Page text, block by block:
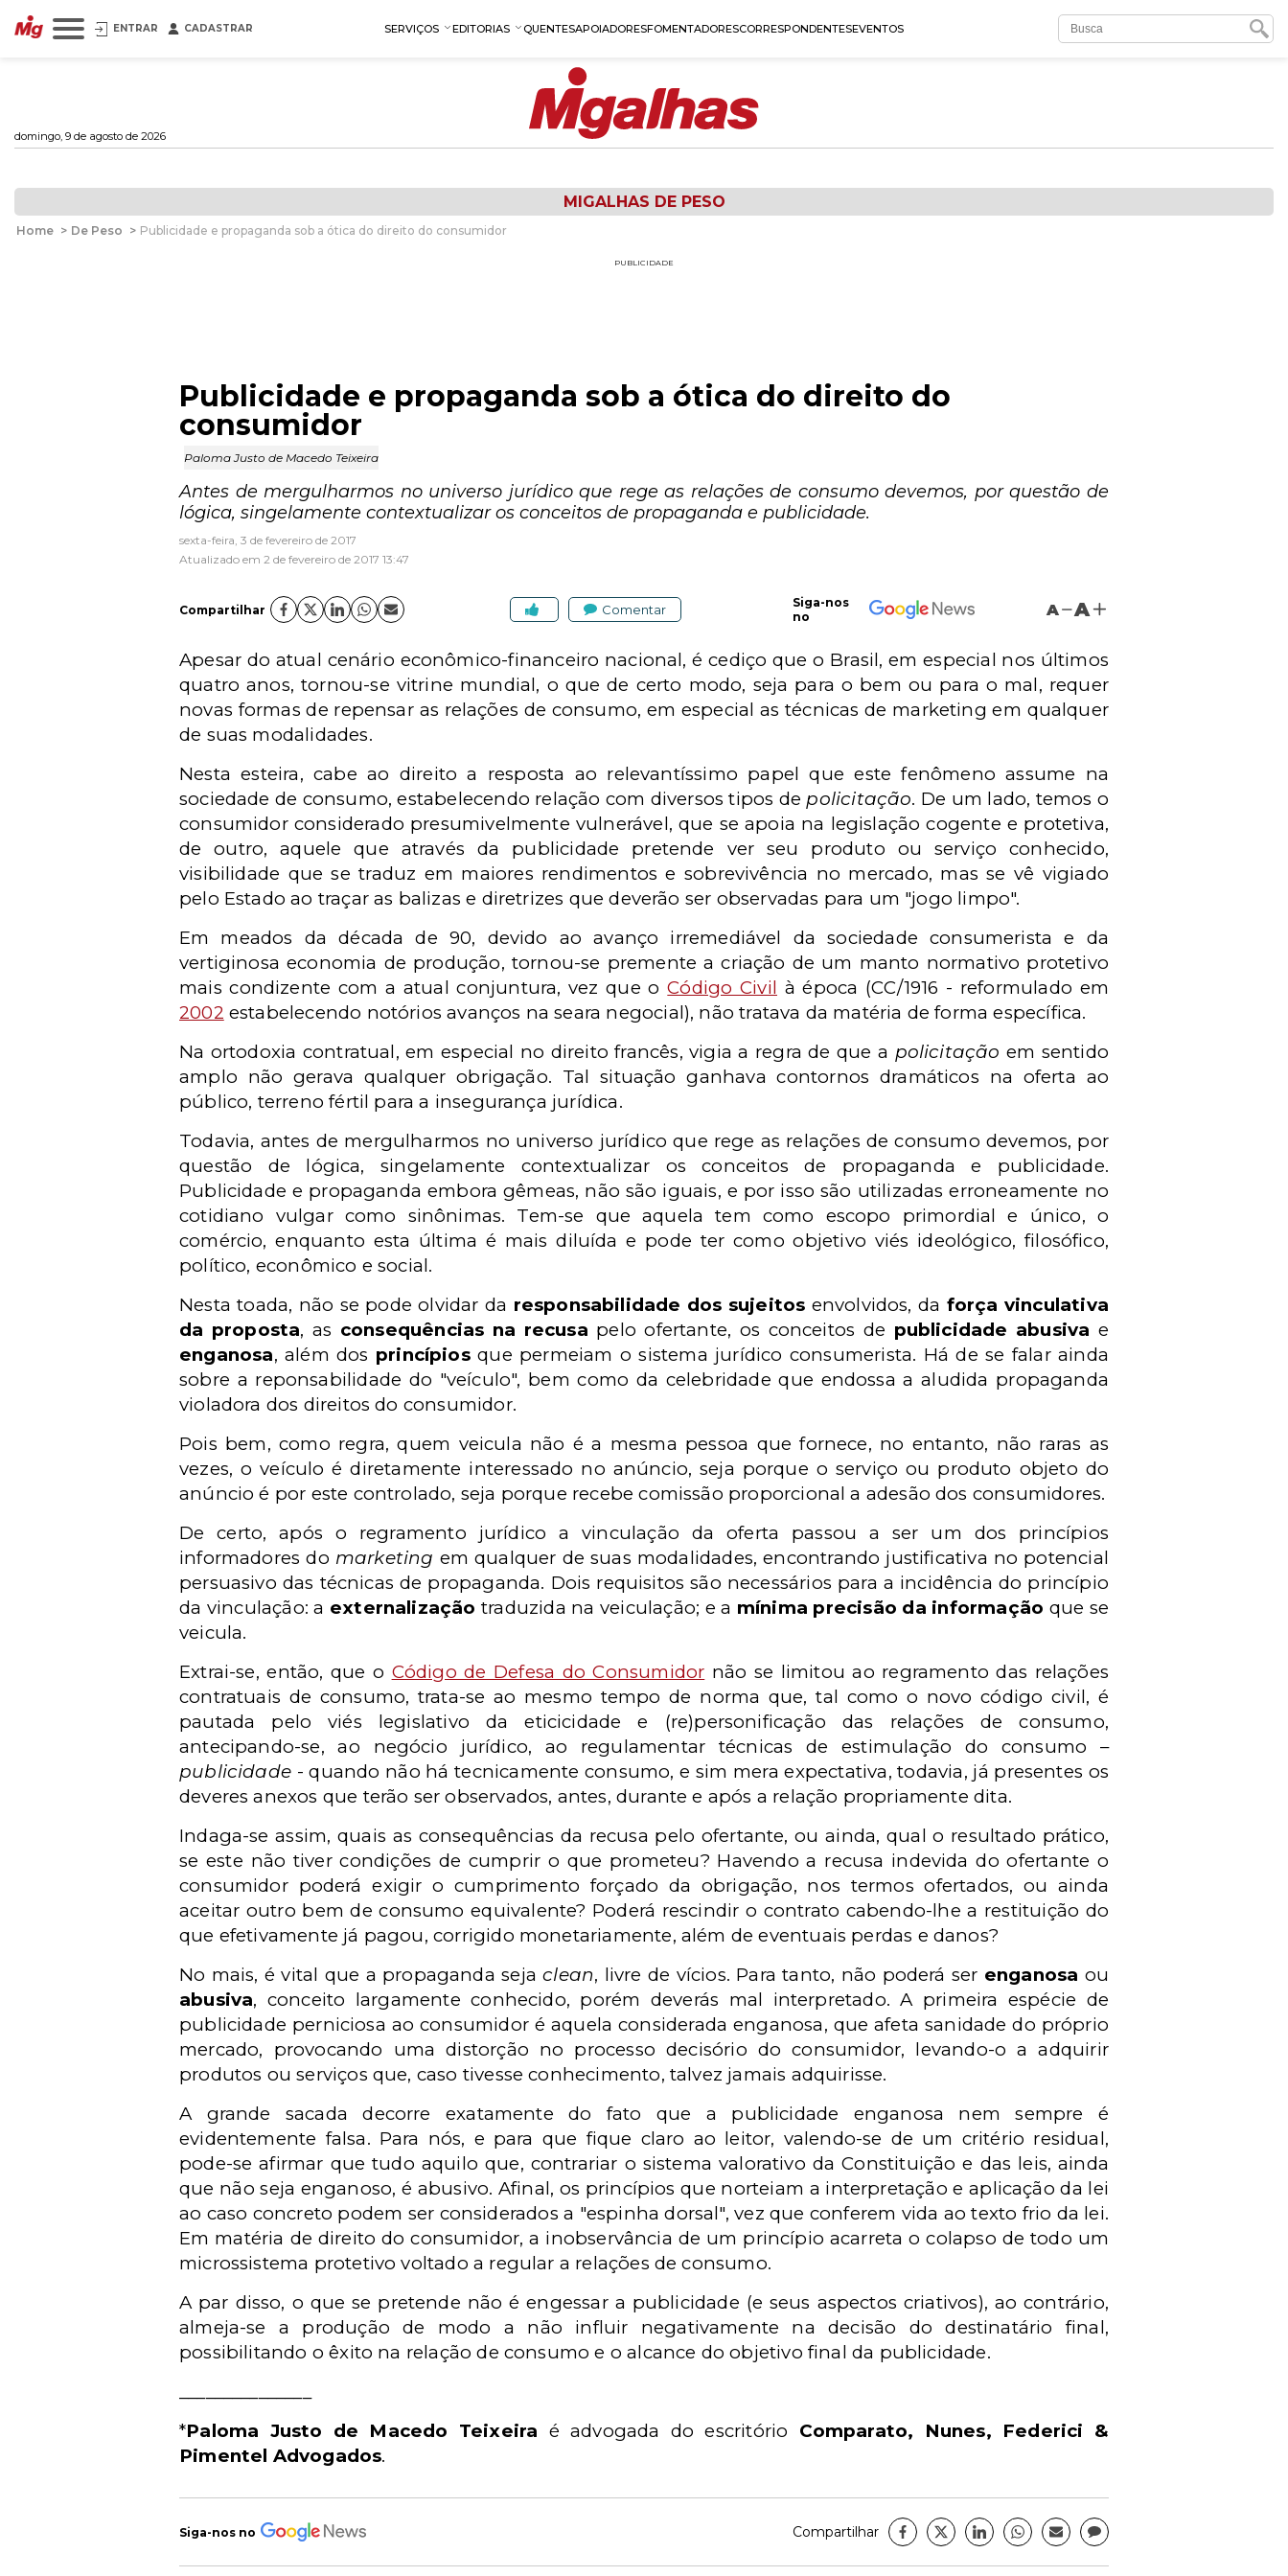
ENTRAR CADASTRAR SERVIÇOS EDITORIAS QUENTESAPOIADORESFOMENTADORESCORRESPONDENTESEVENTOS
domingo, 9 de agosto de 2026
MIGALHAS DE PESO
Home > De Peso > Publicidade e propaganda sob a ótica do direito do consumidor
PUBLICIDADE
Publicidade e propaganda sob a ótica do direito do
consumidor
Paloma Justo de Macedo Teixeira
Antes de mergulharmos no universo jurídico que rege as relações de consumo devemos, por questão de
lógica, singelamente contextualizar os conceitos de propaganda e publicidade.
sexta-feira, 3 de fevereiro de 2017
Atualizado em 2 de fevereiro de 2017 13:47
Compartilhar Comentar
Siga-nos
no
A A
Apesar do atual cenário econômico-financeiro nacional, é cediço que o Brasil, em especial nos últimos
quatro anos, tornou-se vitrine mundial, o que de certo modo, seja para o bem ou para o mal, requer
novas formas de repensar as relações de consumo, em especial as técnicas de marketing em qualquer
de suas modalidades.
Nesta esteira, cabe ao direito a resposta ao relevantíssimo papel que este fenômeno assume na
sociedade de consumo, estabelecendo relação com diversos tipos de policitação. De um lado, temos o
consumidor considerado presumivelmente vulnerável, que se apoia na legislação cogente e protetiva,
de outro, aquele que através da publicidade pretende ver seu produto ou serviço conhecido,
visibilidade que se traduz em maiores rendimentos e sobrevivência no mercado, mas se vê vigiado
pelo Estado ao traçar as balizas e diretrizes que deverão ser observadas para um "jogo limpo".
Em meados da década de 90, devido ao avanço irremediável da sociedade consumerista e da
vertiginosa economia de produção, tornou-se premente a criação de um manto normativo protetivo
mais condizente com a atual conjuntura, vez que oCódigo Civil à época (CC/1916 - reformulado em
2002 estabelecendo notórios avanços na seara negocial), não tratava da matéria de forma específica.
Na ortodoxia contratual, em especial no direito francês, vigia a regra de que a policitação em sentido
amplo não gerava qualquer obrigação. Tal situação ganhava contornos dramáticos na oferta ao
público, terreno fértil para a insegurança jurídica.
Todavia, antes de mergulharmos no universo jurídico que rege as relações de consumo devemos, por
questão de lógica, singelamente contextualizar os conceitos de propaganda e publicidade.
Publicidade e propaganda embora gêmeas, não são iguais, e por isso são utilizadas erroneamente no
cotidiano vulgar como sinônimas. Tem-se que aquela tem como escopo primordial e único, o
comércio, enquanto esta última é mais diluída e pode ter como objetivo viés ideológico, filosófico,
político, econômico e social.
Nesta toada, não se pode olvidar da responsabilidade dos sujeitos envolvidos, da força vinculativa
da proposta, as consequências na recusa pelo ofertante, os conceitos de publicidade abusiva e
enganosa, além dos princípiosque permeiam o sistema jurídico consumerista. Há de se falar ainda
sobre a reponsabilidade do "veículo", bem como da celebridade que endossa a aludida propaganda
violadora dos direitos do consumidor.
Pois bem, como regra, quem veicula não é a mesma pessoa que fornece, no entanto, não raras as
vezes, o veículo é diretamente interessado no anúncio, seja porque o serviço ou produto objeto do
anúncio é por este controlado, seja porque recebe comissão proporcional a adesão dos consumidores.
De certo, após o regramento jurídico a vinculação da oferta passou a ser um dos princípios
informadores do marketing em qualquer de suas modalidades, encontrando justificativa no potencial
persuasivo das técnicas de propaganda. Dois requisitos são necessários para a incidência do princípio
da vinculação: a externalização traduzida na veiculação; e a mínima precisão da informação que se
veicula.
Extrai-se, então, que o Código de Defesa do Consumidor não se limitou ao regramento das relações
contratuais de consumo, trata-se ao mesmo tempo de norma que, tal como o novo código civil, é
pautada pelo viés legislativo da eticicidade e (re)personificação das relações de consumo,
antecipando-se, ao negócio jurídico, ao regulamentar técnicas de estimulação do consumo –
publicidade - quando não há tecnicamente consumo, e sim mera expectativa, todavia, já presentes os
deveres anexos que terão ser observados, antes, durante e após a relação propriamente dita.
Indaga-se assim, quais as consequências da recusa pelo ofertante, ou ainda, qual o resultado prático,
se este não tiver condições de cumprir o que prometeu? Havendo a recusa indevida do ofertante o
consumidor poderá exigir o cumprimento forçado da obrigação, nos termos ofertados, ou ainda
aceitar outro bem de consumo equivalente? Poderá rescindir o contrato cabendo-lhe a restituição do
que efetivamente já pagou, corrigido monetariamente, além de eventuais perdas e danos?
No mais, é vital que a propaganda sejaclean, livre de vícios. Para tanto, não poderá ser enganosa ou
abusiva, conceito largamente conhecido, porém deverás mal interpretado. A primeira espécie de
publicidade perniciosa ao consumidor é aquela considerada enganosa, que afeta sanidade do próprio
mercado, provocando uma distorção no processo decisório do consumidor, levando-o a adquirir
produtos ou serviços que, caso tivesse conhecimento, talvez jamais adquirisse.
A grande sacada decorre exatamente do fato que a publicidade enganosa nem sempre é
evidentemente falsa. Para nós, e para que fique claro ao leitor, valendo-se de um critério residual,
pode-se afirmar que tudo aquilo que, contrariar o sistema valorativo da Constituição e das leis, ainda
que não seja enganoso, é abusivo. Afinal, os princípios que norteiam a interpretação e aplicação da lei
ao caso concreto podem ser considerados a "espinha dorsal", vez que conferem vida ao texto frio da lei.
Em matéria de direito do consumidor, a inobservância de um princípio acarreta o colapso de todo um
microssistema protetivo voltado a regular a relações de consumo.
A par disso, o que se pretende não é engessar a publicidade (e seus aspectos criativos), ao contrário,
almeja-se a produção de modo a não influir negativamente na decisão do destinatário final,
possibilitando o êxito na relação de consumo e o alcance do objetivo final da publicidade.
*Paloma Justo de Macedo Teixeira é advogada do escritório Comparato, Nunes, Federici &
Pimentel Advogados.
Siga-nos no Compartilhar